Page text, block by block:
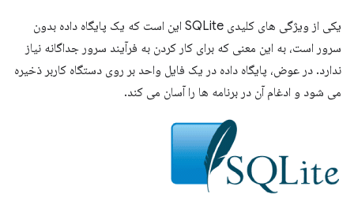
یکی از ویژگی های کلیدی SQLite این است که یک پایگاه داده بدون
سرور است، به این معنی که برای کار کردن به فرآیند سرور جداگانه نیاز
ندارد. در عوض، پایگاه داده در یک فایل واحد بر روی دستگاه کاربر ذخیره
می شود و ادغام آن در برنامه ها را آسان می کند.